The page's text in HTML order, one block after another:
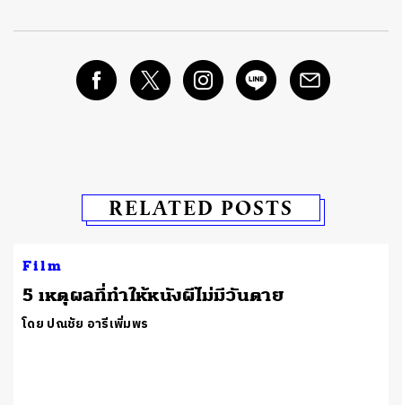
RELATED POSTS
Film
5 เหตุผลที่ทำให้หนังผีไม่มีวันตาย
โดย ปณชัย อารีเพิ่มพร